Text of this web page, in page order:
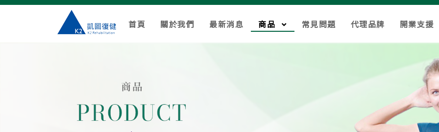
首頁 關於我們 最新消息 商品 常見問題 代理品牌 開業支援